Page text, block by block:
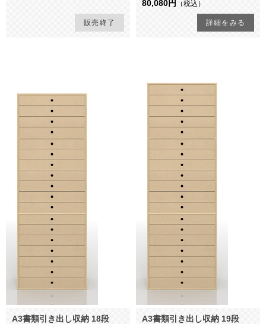
販売終了
80,080円 （税込）
詳細をみる
A3書類引き出し収納 18段
A3書類引き出し収納 19段